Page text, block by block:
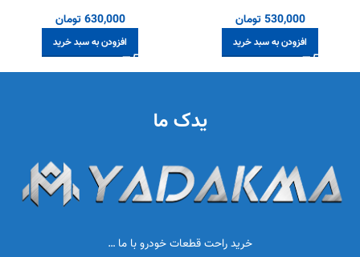
530,000 تومان
افزودن به سبد خرید
630,000 تومان
افزودن به سبد خرید
یدک ما
خرید راحت قطعات خودرو با ما …